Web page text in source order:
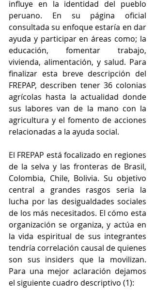
influye en la identidad del pueblo
peruano. En su página oficial
consultada su enfoque estaría en dar
ayuda y participar en áreas como; la
educación, fomentar trabajo,
vivienda, alimentación, y salud. Para
finalizar esta breve descripción del
FREPAP, describen tener 36 colonias
agrícolas hasta la actualidad donde
sus labores van de la mano con la
agricultura y el fomento de acciones
relacionadas a la ayuda social.
El FREPAP está focalizado en regiones
de la selva y las fronteras de Brasil,
Colombia, Chile, Bolivia. Su objetivo
central a grandes rasgos seria la
lucha por las desigualdades sociales
de los más necesitados. El cómo esta
organización se organiza, y actúa en
la vida espiritual de sus integrantes
tendría correlación causal de quienes
son sus insiders que la movilizan.
Para una mejor aclaración dejamos
el siguiente cuadro descriptivo (1):